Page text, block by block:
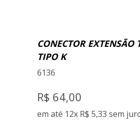
CONECTOR EXTENSÃO
TIPO K
6136
R$ 64,00
em até 12x R$ 5,33 sem